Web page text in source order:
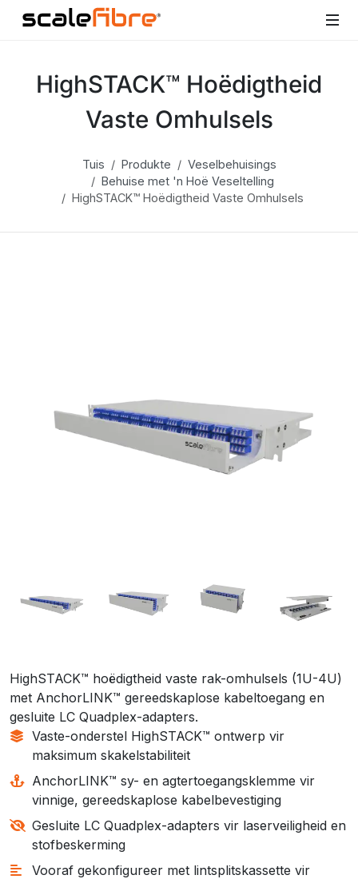
HighSTACK™ Hoëdigtheid
Vaste Omhulsels
Tuis Produkte
Veselbehuisings
Behuise met 'n Hoë Veseltelling
HighSTACK™ Hoëdigtheid Vaste Omhulsels
HighSTACK™ hoëdigtheid vaste rak-omhulsels (1U-4U)
met AnchorLINK™ gereedskaplose kabeltoegang en
gesluite LC Quadplex-adapters.
Vaste-onderstel HighSTACK™ ontwerp vir
maksimum skakelstabiliteit
AnchorLINK™ sy- en agtertoegangsklemme vir
vinnige, gereedskaplose kabelbevestiging
Gesluite LC Quadplex-adapters vir laserveiligheid en
stofbeskerming
Vooraf gekonfigureer met lintsplitskassette vir